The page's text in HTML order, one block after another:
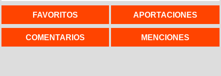
FAVORITOS APORTACIONES
COMENTARIOS MENCIONES